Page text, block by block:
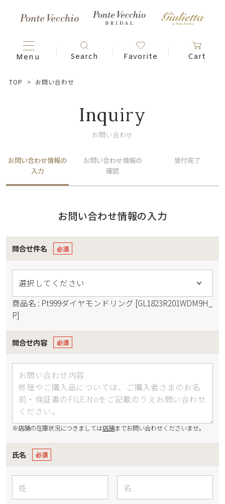
TOP お問い合わせ
Inquiry
お問い合わせ
お問い合わせ情報の
入力
お問い合わせ情報の
確認
受付完了
お問い合わせ情報の入力
問合せ件名
商品名 : Pt999ダイヤモンドリング [GL1823R201WDM9H_
P]
問合せ内容
※店舗の在庫状況につきましては店舗までお問い合わせくださいませ。
氏名